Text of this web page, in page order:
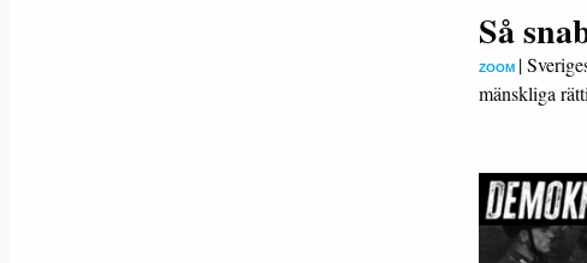
Så
ZOOM |
mänskliga